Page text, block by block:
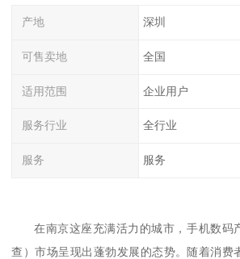
产地 深圳
可售卖地 全国
适用范围 企业用户
服务行业 全行业
服务 服务
在南京这座充满活力的城市，手机数码
查 ）市场呈现出蓬勃发展的态势。随着消费